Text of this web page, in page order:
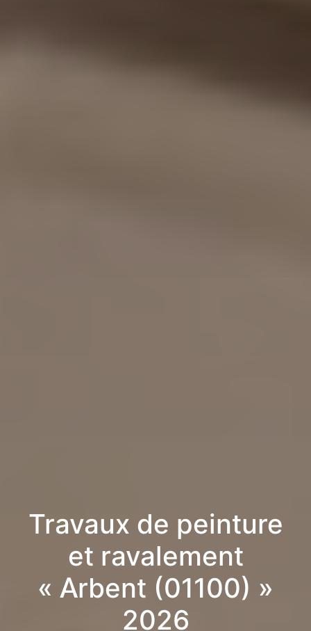
Travaux de peinture
et ravalement
« Arbent (01100) »
2026